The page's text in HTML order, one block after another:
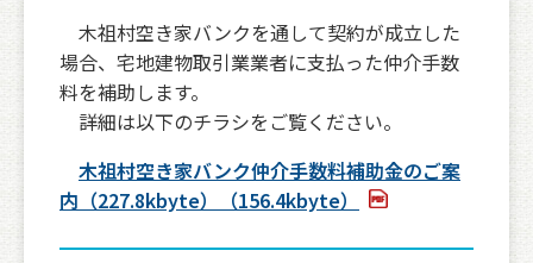
木祖村空き家バンクを通して契約が成立した
場合、宅地建物取引業業者に支払った仲介手数
料を補助します。
詳細は以下のチラシをご覧ください。
木祖村空き家バンク仲介手数料補助金のご案
内（227.8kbyte）（156.4kbyte）